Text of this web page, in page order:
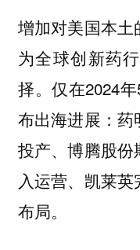
增加对美国本
为全球创新药
择。仅在2024
布出海进展：
投产、博腾股
入运营、凯莱
布局。